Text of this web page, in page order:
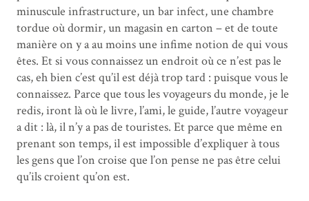
minuscule infrastructure, un bar infect, une chambre
tordue où dormir, un magasin en carton – et de toute
manière on y a au moins une infime notion de qui vous
êtes. Et si vous connaissez un endroit où ce n’est pas le
cas, eh bien c’est qu’il est déjà trop tard : puisque vous le
connaissez. Parce que tous les voyageurs du monde, je le
redis, iront là où le livre, l’ami, le guide, l’autre voyageur
a dit : là, il n’y a pas de touristes. Et parce que même en
prenant son temps, il est impossible d’expliquer à tous
les gens que l’on croise que l’on pense ne pas être celui
qu’ils croient qu’on est.